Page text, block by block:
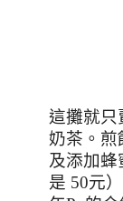
這攤就只
奶茶。煎
及添加蜂
是 50元